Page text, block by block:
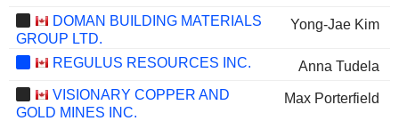
DOMAN BUILDING MATERIALS
GROUP LTD.
Yong-Jae Kim
REGULUS RESOURCES INC.
Anna Tudela
VISIONARY COPPER AND
GOLD MINES INC.
Max Porterfield